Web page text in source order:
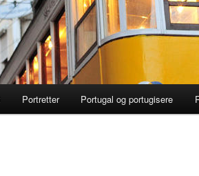
Portretter Portugal og portugisere